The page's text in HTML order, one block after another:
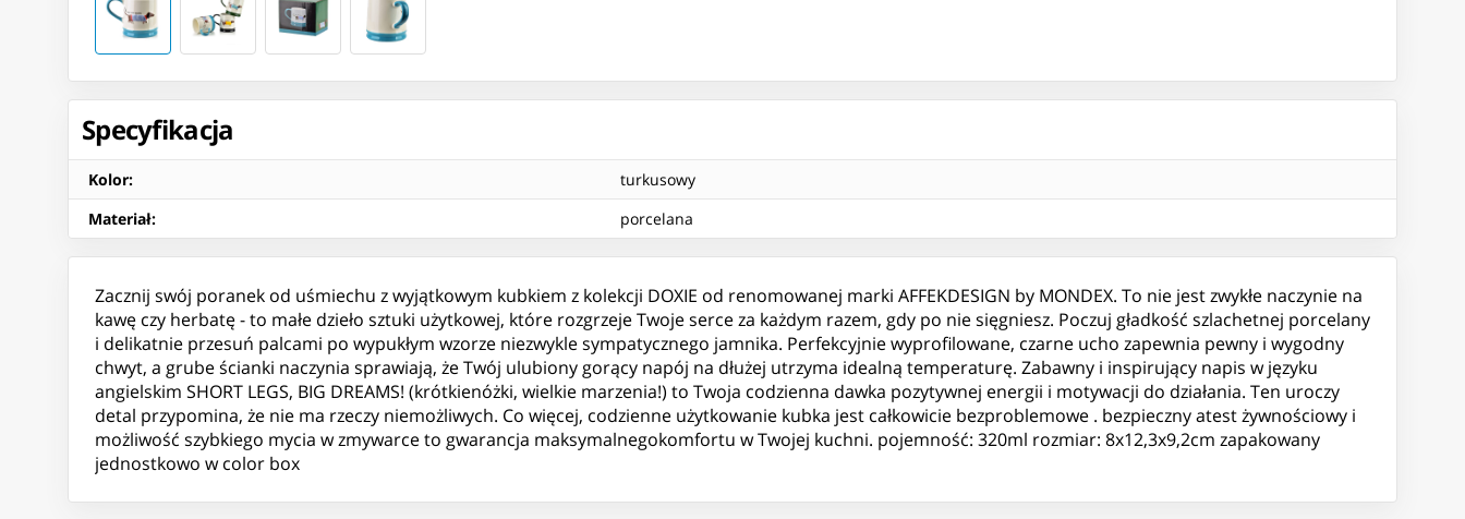
Specyfikacja
Kolor:
turkusowy
Materiał: porcelana
Zacznij swój poranek od uśmiechu z wyjątkowym kubkiem z kolekcji DOXIE od renomowanej marki AFFEKDESIGN by MONDEX. To nie jest zwykłe naczynie na
kawę czy herbatę - to małe dzieło sztuki użytkowej, które rozgrzeje Twoje serce za każdym razem, gdy po nie sięgniesz. Poczuj gładkość szlachetnej porcelany
i delikatnie przesuń palcami po wypukłym wzorze niezwykle sympatycznego jamnika. Perfekcyjnie wyprofilowane, czarne ucho zapewnia pewny i wygodny
chwyt, a grube ścianki naczynia sprawiają, że Twój ulubiony gorący napój na dłużej utrzyma idealną temperaturę. Zabawny i inspirujący napis w języku
angielskim SHORT LEGS, BIG DREAMS! (krótkienóżki, wielkie marzenia!) to Twoja codzienna dawka pozytywnej energii i motywacji do działania. Ten uroczy
detal przypomina, że nie ma rzeczy niemożliwych. Co więcej, codzienne użytkowanie kubka jest całkowicie bezproblemowe . bezpieczny atest żywnościowy i
możliwość szybkiego mycia w zmywarce to gwarancja maksymalnegokomfortu w Twojej kuchni. pojemność: 320ml rozmiar: 8x12,3x9,2cm zapakowany
jednostkowo w color box